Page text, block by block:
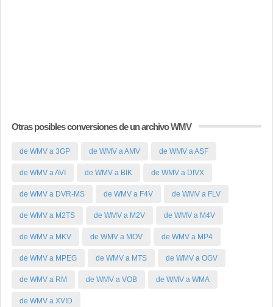
Otras posibles conversiones de un archivo WMV
de WMV a 3GP de WMV a AMV de WMV a ASF
de WMV a AVI de WMV a BIK de WMV a DIVX
de WMV a DVR-MS de WMV a F4V de WMV a FLV
de WMV a M2TS de WMV a M2V de WMV a M4V
de WMV a MKV de WMV a MOV de WMV a MP4
de WMV a MPEG de WMV a MTS de WMV a OGV
de WMV a RM de WMV a VOB de WMV a WMA
de WMV a XVID